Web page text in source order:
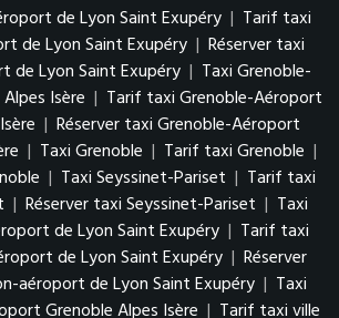
de Lyon Saint Exupéry | Tarif taxi
de Lyon Saint Exupéry | Réserver taxi
de Lyon Saint Exupéry | Taxi Grenoble-
Isère | Tarif taxi Grenoble-Aéroport
| Réserver taxi Grenoble-Aéroport
| Taxi Grenoble | Tarif taxi Grenoble |
| Taxi Seyssinet-Pariset | Tarif taxi
| Réserver taxi Seyssinet-Pariset | Taxi
de Lyon Saint Exupéry | Tarif taxi
de Lyon Saint Exupéry | Réserver
aéroport de Lyon Saint Exupéry | Taxi
Grenoble Alpes Isère | Tarif taxi ville